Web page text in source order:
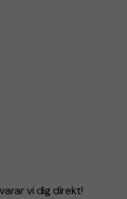
vi dig direkt!